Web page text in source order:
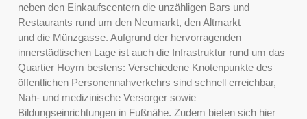
neben den Einkaufscentern die unzähligen Bars und
Restaurants rund um den Neumarkt, den Altmarkt
und die Münzgasse. Aufgrund der hervorragenden
innerstädtischen Lage ist auch die Infrastruktur rund um das
Quartier Hoym bestens: Verschiedene Knotenpunkte des
öffentlichen Personennahverkehrs sind schnell erreichbar,
Nah- und medizinische Versorger sowie
Bildungseinrichtungen in Fußnähe. Zudem bieten sich hier